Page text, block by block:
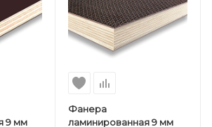
9 мм
Фанера
ламинированная 9 мм